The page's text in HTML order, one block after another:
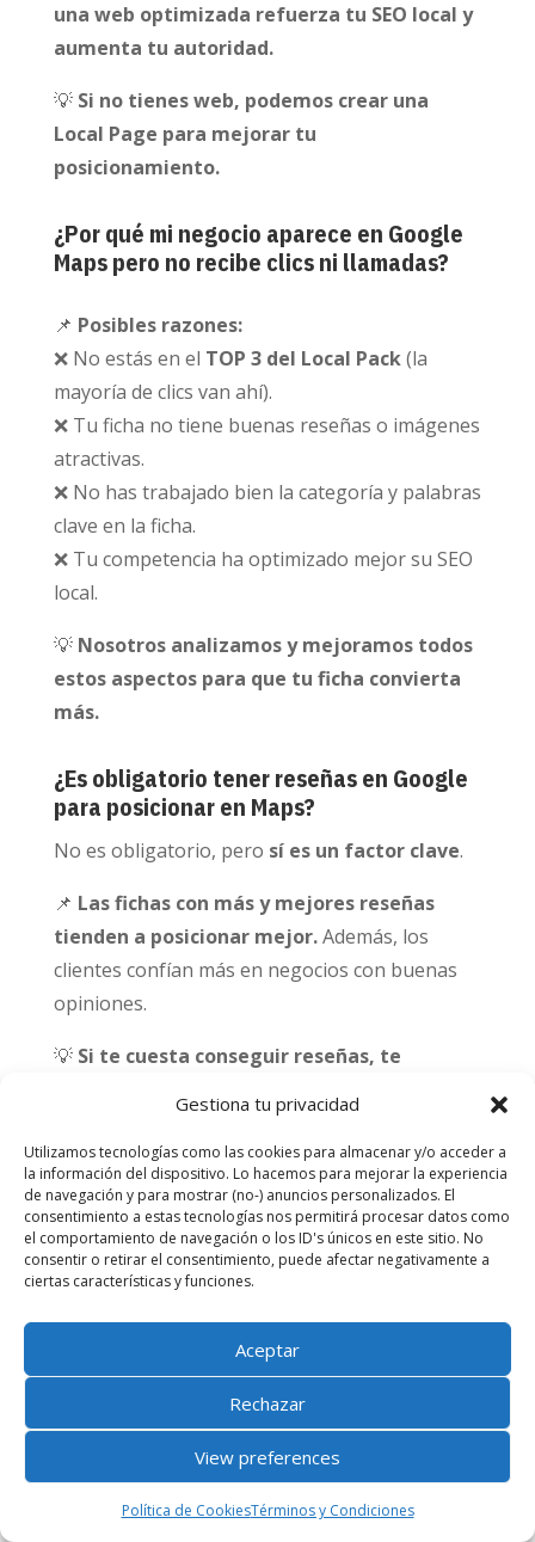
Gestiona tu privacidad
Utilizamos tecnologías como las cookies para almacenar y/o acceder a
la información del dispositivo. Lo hacemos para mejorar la experiencia
de navegación y para mostrar (no-) anuncios personalizados. El
consentimiento a estas tecnologías nos permitirá procesar datos como
el comportamiento de navegación o los ID's únicos en este sitio. No
consentir o retirar el consentimiento, puede afectar negativamente a
ciertas características y funciones.
Aceptar
Rechazar
View preferences
Política de CookiesTérminos y Condiciones
una web optimizada refuerza tu SEO local y
aumenta tu autoridad.
💡 Si no tienes web, podemos crear una
Local Page para mejorar tu
posicionamiento.
¿Por qué mi negocio aparece en Google
Maps pero no recibe clics ni llamadas?
📌 Posibles razones:
❌ No estás en el TOP 3 del Local Pack(la
mayoría de clics van ahí).
❌ Tu ficha no tiene buenas reseñas o imágenes
atractivas.
❌ No has trabajado bien la categoría y palabras
clave en la ficha.
❌ Tu competencia ha optimizado mejor su SEO
local.
💡 Nosotros analizamos y mejoramos todos
estos aspectos para que tu ficha convierta
más.
¿Es obligatorio tener reseñas en Google
para posicionar en Maps?
No es obligatorio, pero sí es un factor clave.
📌 Las fichas con más y mejores reseñas
tienden a posicionar mejor.Además, los
clientes confían más en negocios con buenas
opiniones.
💡 Si te cuesta conseguir reseñas, te
aumentar las valoraciones.
¿Cómo sé si mi negocio necesita SEO
local?
Si respondes «sí» a alguna de estas preguntas,
necesitas SEO local:
✔️ ¿Tu negocio depende de clientes en una
ciudad o zona específica?
✔️ ¿Tus competidores aparecen en Google
✔️ ¿Quieres recibir más llamadas, reservas o
visitas físicas?